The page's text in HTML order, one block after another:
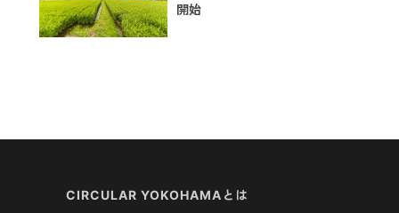
開始
CIRCULAR YOKOHAMAとは